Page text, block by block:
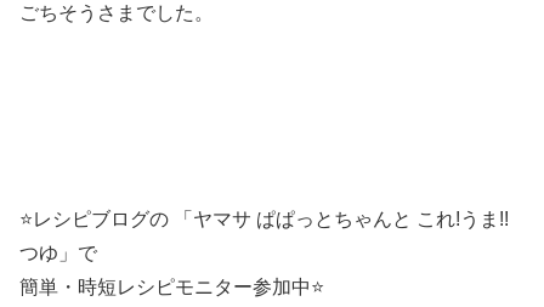
ごちそうさまでした。
⭐️レシピブログの 「ヤマサ ぱぱっとちゃんと これ!うま!!
つゆ」で
簡単・時短レシピモニター参加中⭐️